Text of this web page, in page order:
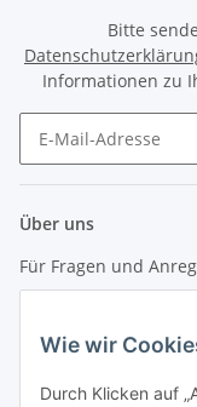
Wie wir
Durch Klicken auf
Bitte
Informationen zu
Über uns
Für Fragen und
info (at) zweitedel.de